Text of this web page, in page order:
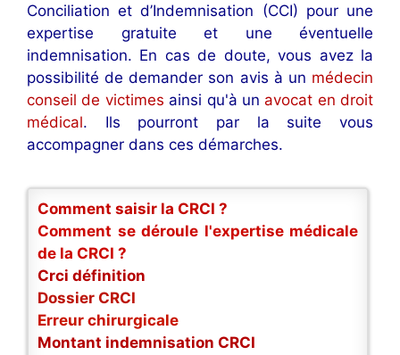
Conciliation et d’Indemnisation (CCI) pour une
expertise gratuite et une éventuelle
indemnisation. En cas de doute, vous avez la
possibilité de demander son avis à un médecin
conseil de victimes ainsi qu'à un avocat en droit
médical. Ils pourront par la suite vous
accompagner dans ces démarches.
Comment saisir la CRCI ?
Comment se déroule l'expertise médicale
de la CRCI ?
Crci définition
Dossier CRCI
Erreur chirurgicale
Montant indemnisation CRCI